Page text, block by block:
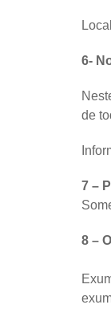
6-
de
7 –
8 –